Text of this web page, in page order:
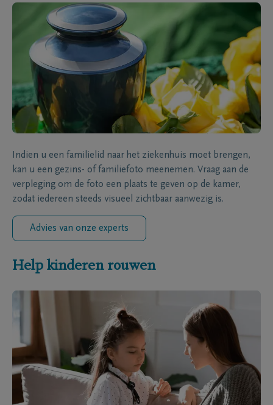
Indien u een familielid naar het ziekenhuis moet brengen,
kan u een gezins- of familiefoto meenemen. Vraag aan de
verpleging om de foto een plaats te geven op de kamer,
zodat iedereen steeds visueel zichtbaar aanwezig is.
Advies van onze experts
Help kinderen rouwen